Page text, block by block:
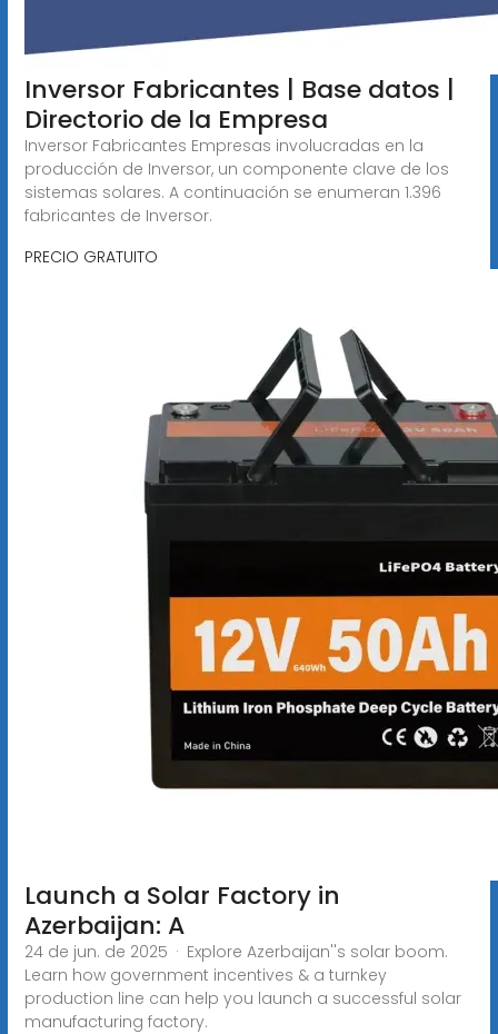
Inversor Fabricantes | Base datos |
Directorio de la Empresa
Inversor Fabricantes Empresas involucradas en la
producción de Inversor, un componente clave de los
sistemas solares. A continuación se enumeran 1.396
fabricantes de Inversor.
PRECIO GRATUITO
Launch a Solar Factory in
Azerbaijan: A
24 de jun. de 2025 · Explore Azerbaijan''s solar boom.
Learn how government incentives & a turnkey
production line can help you launch a successful solar
manufacturing factory.